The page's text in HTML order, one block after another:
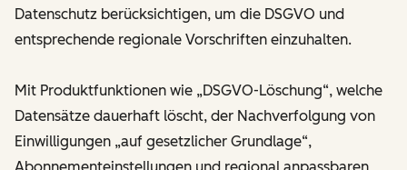
Datenschutz berücksichtigen, um die DSGVO und
entsprechende regionale Vorschriften einzuhalten.
Mit Produktfunktionen wie „DSGVO-Löschung“, welche
Datensätze dauerhaft löscht, der Nachverfolgung von
Einwilligungen „auf gesetzlicher Grundlage“,